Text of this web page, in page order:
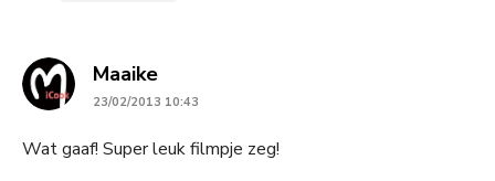
Maaikesays:
23/02/2013 10:43
Wat gaaf! Super leuk filmpje zeg!